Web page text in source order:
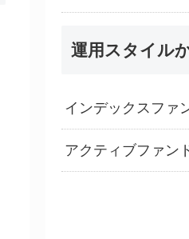
運用スタイル
インデックスファ
アクティブファン